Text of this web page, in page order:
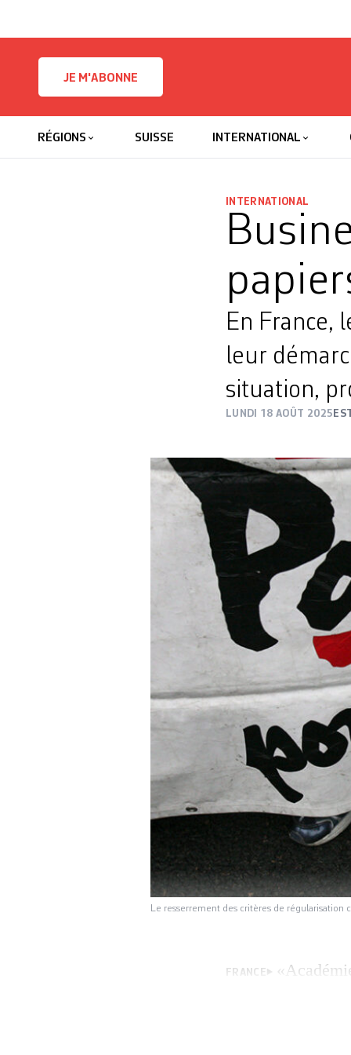
JE M'ABONNE
RÉGIONS SUISSE INTERNATIONAL
INTERNATIONAL
En France,
leur
situation,
LUNDI 18 AOÛT 2025
Le resserrement des critères de régularisation
FRANCE